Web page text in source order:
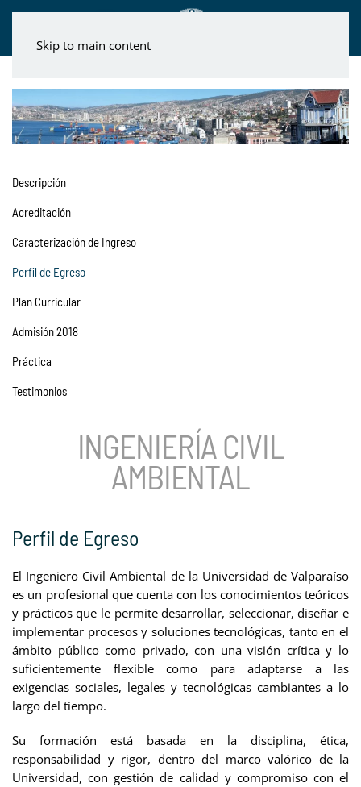
Skip to main content
Descripción
Acreditación
Caracterización de Ingreso
Perfil de Egreso
Plan Curricular
Admisión 2018
Práctica
Testimonios
INGENIERÍA CIVIL
AMBIENTAL
Perfil de Egreso
El Ingeniero Civil Ambiental de la Universidad de Valparaíso
es un profesional que cuenta con los conocimientos teóricos
y prácticos que le permite desarrollar, seleccionar, diseñar e
implementar procesos y soluciones tecnológicas, tanto en el
ámbito público como privado, con una visión crítica y lo
suficientemente flexible como para adaptarse a las
exigencias sociales, legales y tecnológicas cambiantes a lo
largo del tiempo.
Su formación está basada en la disciplina, ética,
responsabilidad y rigor, dentro del marco valórico de la
Universidad, con gestión de calidad y compromiso con el